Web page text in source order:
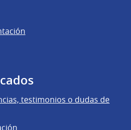
testimonios o dudas de